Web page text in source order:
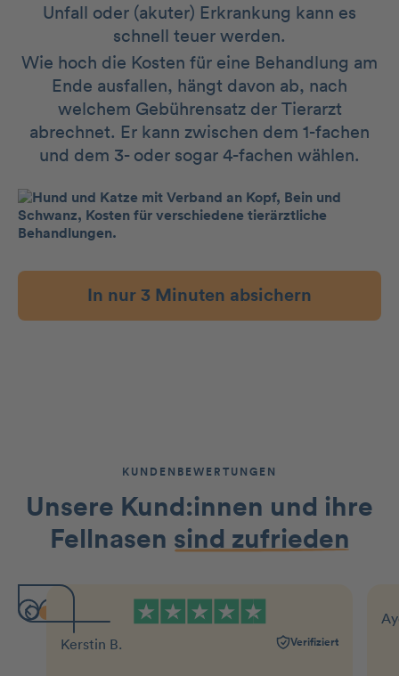
Unfall oder (akuter) Erkrankung kann es
schnell teuer werden.
Wie hoch die Kosten für eine Behandlung am
Ende ausfallen, hängt davon ab, nach
welchem Gebührensatz der Tierarzt
abrechnet. Er kann zwischen dem 1-fachen
und dem 3- oder sogar 4-fachen wählen.
In nur 3 Minuten absichern
KUNDENBEWERTUNGEN
Unsere Kund:innen und ihre
Fellnasen sind zufrieden
Kerstin B. Verifiziert